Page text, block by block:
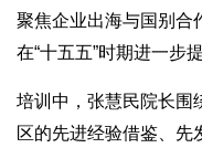
聚焦企业出海与国别合
在“十五五”时期进一步
培训中，张慧民院长围
区的先进经验借鉴、先